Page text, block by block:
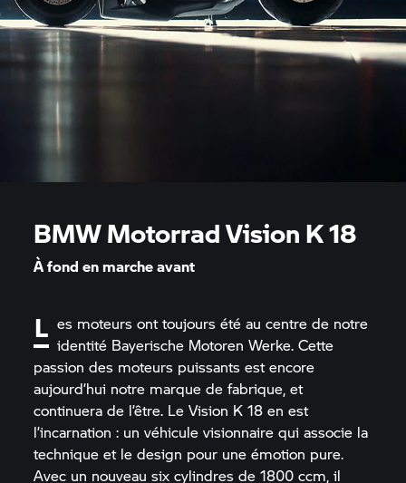
BMW MotorradVision K 18
À fond en marche avant
L es moteurs ont toujours été au centre de notre
identité Bayerische Motoren Werke. Cette
passion des moteurs puissants est encore
aujourd’hui notre marque de fabrique, et
continuera de l’être. Le Vision K 18 en est
l’incarnation : un véhicule visionnaire qui associe la
technique et le design pour une émotion pure.
Avec un nouveau six cylindres de 1800 ccm, il